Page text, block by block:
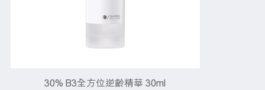
30% B3全方位逆齡精華 30ml